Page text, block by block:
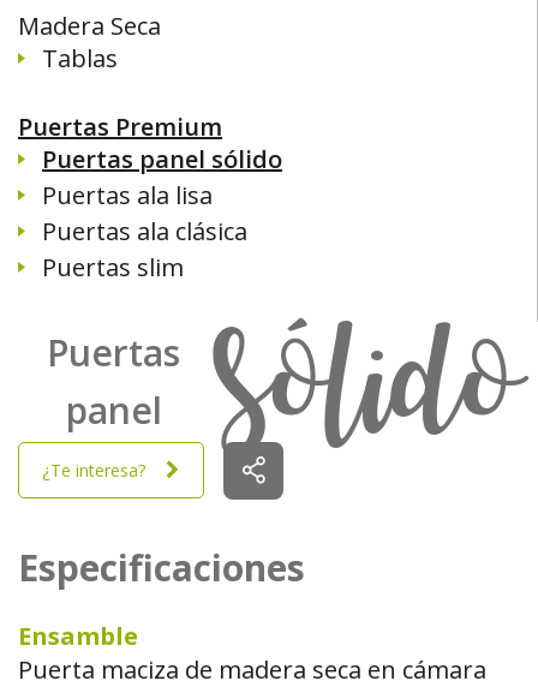
Madera Seca
Tablas
Puertas Premium
Puertas panel sólido
Puertas ala lisa
Puertas ala clásica
Puertas slim
Puertas
panel
sólido
¿Te interesa?
Especificaciones
Ensamble
Puerta maciza de madera seca en cámara